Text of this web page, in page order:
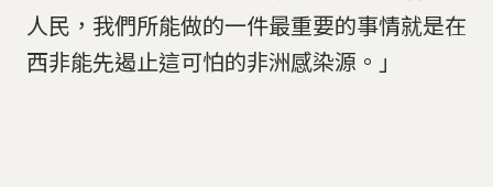
人民，我們所能做的一件最重要的事情就是在
西非能先遏止這可怕的非洲感染源。」